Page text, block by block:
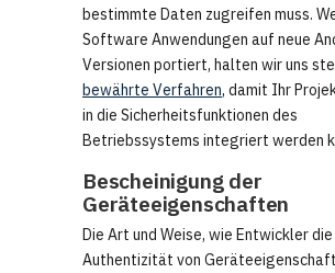
bestimmte Daten zugreifen muss.
Software Anwendungen auf neue
Versionen portiert, halten wir uns
bewährte Verfahren, damit Ihr
in die Sicherheitsfunktionen des
Betriebssystems integriert werden
Bescheinigung der
Geräteeigenschaften
Die Art und Weise, wie Entwickler die
Authentizität von